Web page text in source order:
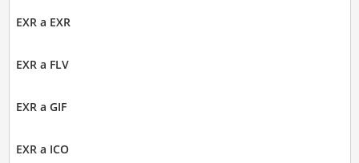
EXR a EXR
EXR a FLV
EXR a GIF
EXR a ICO